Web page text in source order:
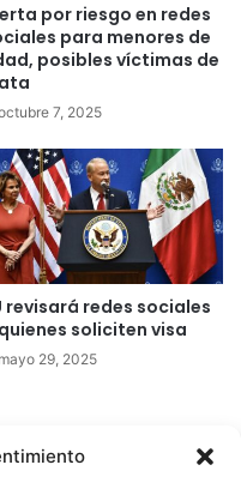
por riesgo en redes
para menores de
posibles víctimas de
7, 2025
revisará redes sociales
soliciten visa
mayo 29, 2025